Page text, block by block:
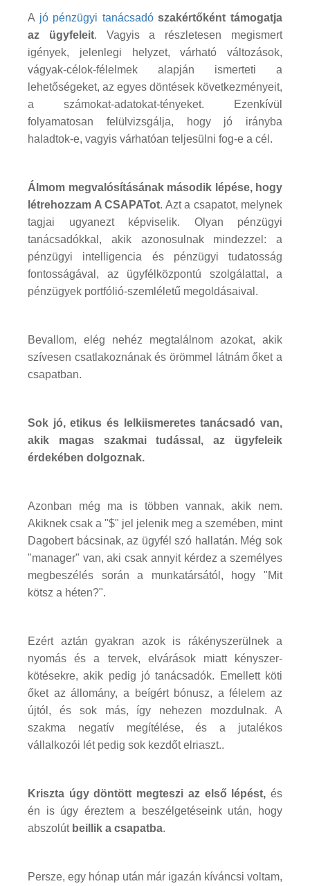
A jó pénzügyi tanácsadó szakértőként támogatja
az ügyfeleit. Vagyis a részletesen megismert
igények, jelenlegi helyzet, várható változások,
vágyak-célok-félelmek alapján ismerteti a
lehetőségeket, az egyes döntések következményeit,
a számokat-adatokat-tényeket. Ezenkívül
folyamatosan felülvizsgálja, hogy jó irányba
haladtok-e, vagyis várhatóan teljesülni fog-e a cél.
Álmom megvalósításának második lépése, hogy
létrehozzam A CSAPATot. Azt a csapatot, melynek
tagjai ugyanezt képviselik. Olyan pénzügyi
tanácsadókkal, akik azonosulnak mindezzel: a
pénzügyi intelligencia és pénzügyi tudatosság
fontosságával, az ügyfélközpontú szolgálattal, a
pénzügyek portfólió-szemléletű megoldásaival.
Bevallom, elég nehéz megtalálnom azokat, akik
szívesen csatlakoznának és örömmel látnám őket a
csapatban.
Sok jó, etikus és lelkiismeretes tanácsadó van,
akik magas szakmai tudással, az ügyfeleik
érdekében dolgoznak.
Azonban még ma is többen vannak, akik nem.
Akiknek csak a "$" jel jelenik meg a szemében, mint
Dagobert bácsinak, az ügyfél szó hallatán. Még sok
"manager" van, aki csak annyit kérdez a személyes
megbeszélés során a munkatársától, hogy "Mit
kötsz a héten?".
Ezért aztán gyakran azok is rákényszerülnek a
nyomás és a tervek, elvárások miatt kényszer-
kötésekre, akik pedig jó tanácsadók. Emellett köti
őket az állomány, a beígért bónusz, a félelem az
újtól, és sok más, így nehezen mozdulnak. A
szakma negatív megítélése, és a jutalékos
vállalkozói lét pedig sok kezdőt elriaszt..
Kriszta úgy döntött megteszi az első lépést, és
én is úgy éreztem a beszélgetéseink után, hogy
abszolút beillik a csapatba.
Persze, egy hónap után már igazán kíváncsi voltam,